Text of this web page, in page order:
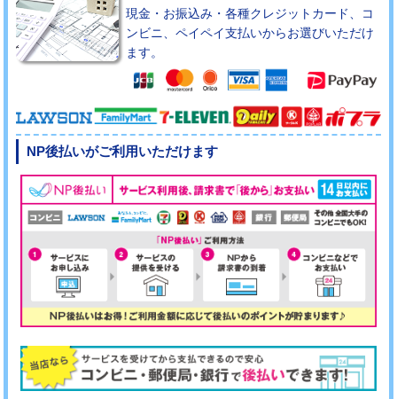
現金・お振込み・各種クレジットカード、コ
ンビニ、ペイペイ支払いからお選びいただけ
ます。
NP後払いがご利用いただけます